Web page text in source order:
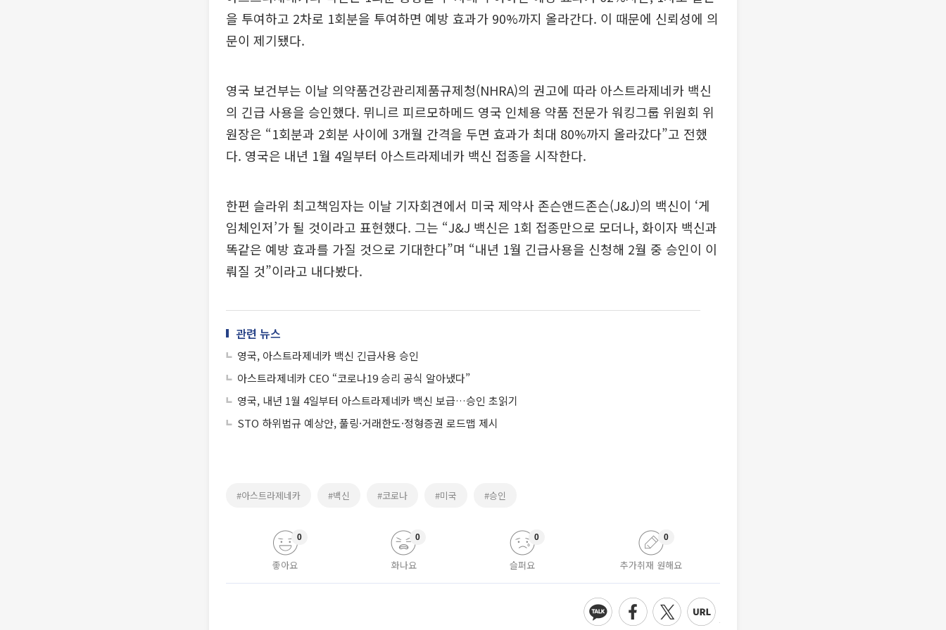
을 투여하고 2차로 1회분을 투여하면 예방 효과가 90%까지 올라간다. 이 때문에 신뢰성에 의
문이 제기됐다.
영국 보건부는 이날 의약품건강관리제품규제청(NHRA)의 권고에 따라 아스트라제네카 백신
의 긴급 사용을 승인했다. 뮈니르 피르모하메드 영국 인체용 약품 전문가 워킹그룹 위원회 위
원장은 “1회분과 2회분 사이에 3개월 간격을 두면 효과가 최대 80%까지 올라갔다”고 전했
다. 영국은 내년 1월 4일부터 아스트라제네카 백신 접종을 시작한다.
한편 슬라위 최고책임자는 이날 기자회견에서 미국 제약사 존슨앤드존슨(J&J)의 백신이 ‘게
임체인저’가 될 것이라고 표현했다. 그는 “J&J 백신은 1회 접종만으로 모더나, 화이자 백신과
똑같은 예방 효과를 가질 것으로 기대한다”며 “내년 1월 긴급사용을 신청해 2월 중 승인이 이
뤄질 것”이라고 내다봤다.
관련 뉴스
영국, 아스트라제네카 백신 긴급사용 승인
아스트라제네카 CEO “코로나19 승리 공식 알아냈다”
영국, 내년 1월 4일부터 아스트라제네카 백신 보급…승인 초읽기
STO 하위법규 예상안, 풀링·거래한도·정형증권 로드맵 제시
#아스트라제네카 #백신 #코로나 #미국 #승인
좋아요
0
화나요
0
슬퍼요
0
추가취재 원해요
0